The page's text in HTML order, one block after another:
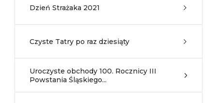
Dzień Strażaka 2021
Czyste Tatry po raz dziesiąty
Uroczyste obchody 100. Rocznicy III
Powstania Śląskiego...